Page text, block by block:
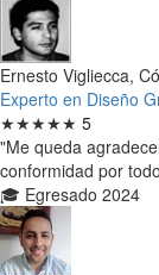
Ernesto Vigliecca,
Experto en Diseño
★★★★★ 5
"Me queda
conformidad por
🎓 Egresado 2024